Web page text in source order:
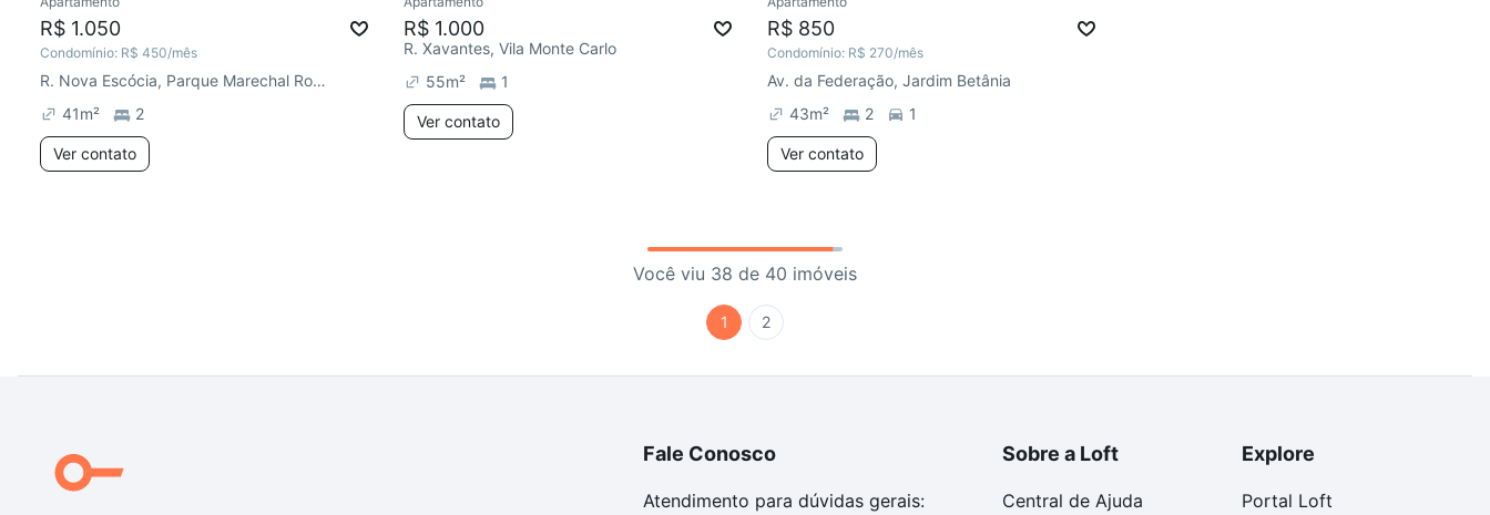
R$ 1.050
Condomínio: R$ 450/mês
R. Nova Escócia, Parque Marechal Rondon
41m² 2
Ver contato
R$ 1.000
R. Xavantes, Vila Monte Carlo
55m² 1
Ver contato
R$ 850
Condomínio: R$ 270/mês
Av. da Federação, Jardim Betânia
43m² 2 1
Ver contato
Você viu 38 de 40 imóveis
1 2
Fale Conosco
Atendimento para dúvidas gerais:
Sobre a Loft
Central de Ajuda
Explore
Portal Loft